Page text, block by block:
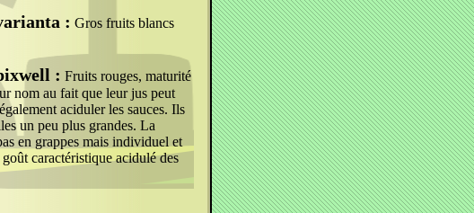
: Gros fruits blancs
: Fruits rouges, maturité
nom au fait que leur jus peut
aciduler les sauces. Ils
un peu plus grandes. La
en grappes mais individuel et
caractéristique acidulé des